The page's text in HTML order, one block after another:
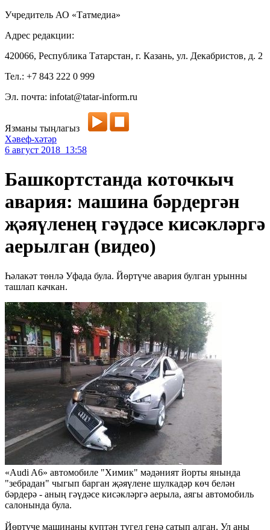
Учредитель АО «Татмедиа»
Адрес редакции:
420066, Республика Татарстан, г. Казань, ул. Декабристов, д. 2
Тел.: +7 843 222 0 999
Эл. почта: infotat@tatar-inform.ru
Язманы тыңлагыз
Хәвеф-хәтәр
6 август 2018 13:58
Башкортстанда коточкыч
авария: машина бәрдергән
җәяүленең гәүдәсе кисәкләргә
аерылган (видео)
Һәлакәт төнлә Уфада була. Йөртүче авария булган урынны
ташлап качкан.
«Audi A6» автомобиле "Химик" мәдәният йорты янында
"зебрадан" чыгып барган җәяүлене шулкадәр көч белән
бәрдерә - аның гәүдәсе кисәкләргә аерыла, аягы автомобиль
салонында була.
Йөртүче машинаны күптән түгел генә сатып алган. Ул аны